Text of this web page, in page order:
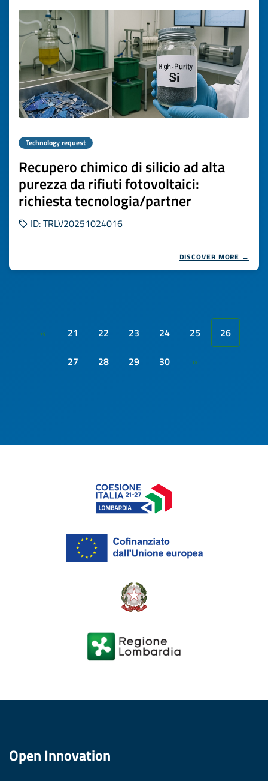
Technology request
Recupero chimico di silicio ad alta
purezza da rifiuti fotovoltaici:
richiesta tecnologia/partner
ID: TRLV20251024016
DISCOVER MORE →
« 21 22 23 24 25
26
27
28 29 30 »
Open Innovation